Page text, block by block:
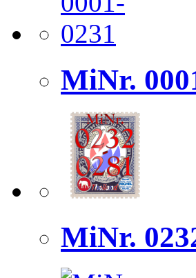
MiNr.
MiNr.